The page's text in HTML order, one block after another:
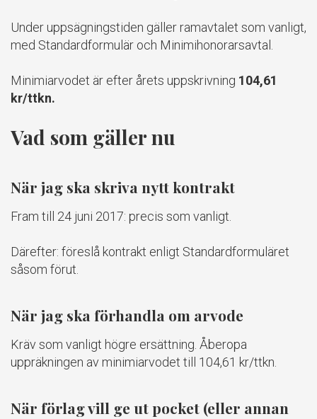
Under uppsägningstiden gäller ramavtalet som vanligt,
med Standardformulär och Minimihonorarsavtal.
Minimiarvodet är efter årets uppskrivning 104,61
kr/ttkn.
Vad som gäller nu
När jag ska skriva nytt kontrakt
Fram till 24 juni 2017: precis som vanligt.
Därefter: föreslå kontrakt enligt Standardformuläret
såsom förut.
När jag ska förhandla om arvode
Kräv som vanligt högre ersättning. Åberopa
uppräkningen av minimiarvodet till 104,61 kr/ttkn.
När förlag vill ge ut pocket (eller annan